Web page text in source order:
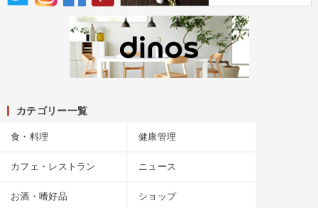
カテゴリー一覧
食・料理 健康管理
カフェ・レストラン ニュース
お酒・嗜好品 ショップ